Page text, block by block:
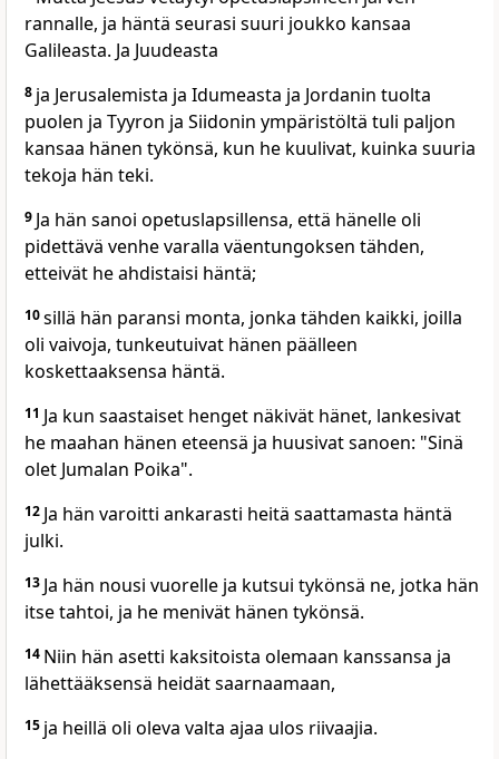
rannalle, ja häntä seurasi suuri joukko kansaa
Galileasta. Ja Juudeasta
8 ja Jerusalemista ja Idumeasta ja Jordanin tuolta
puolen ja Tyyron ja Siidonin ympäristöltä tuli paljon
kansaa hänen tykönsä, kun he kuulivat, kuinka suuria
tekoja hän teki.
9 Ja hän sanoi opetuslapsillensa, että hänelle oli
pidettävä venhe varalla väentungoksen tähden,
etteivät he ahdistaisi häntä;
10sillä hän paransi monta, jonka tähden kaikki, joilla
oli vaivoja, tunkeutuivat hänen päälleen
koskettaaksensa häntä.
11 Ja kun saastaiset henget näkivät hänet, lankesivat
he maahan hänen eteensä ja huusivat sanoen: "Sinä
olet Jumalan Poika".
12 Ja hän varoitti ankarasti heitä saattamasta häntä
julki.
13 Ja hän nousi vuorelle ja kutsui tykönsä ne, jotka hän
itse tahtoi, ja he menivät hänen tykönsä.
14 Niin hän asetti kaksitoista olemaan kanssansa ja
lähettääksensä heidät saarnaamaan,
15 ja heillä oli oleva valta ajaa ulos riivaajia.